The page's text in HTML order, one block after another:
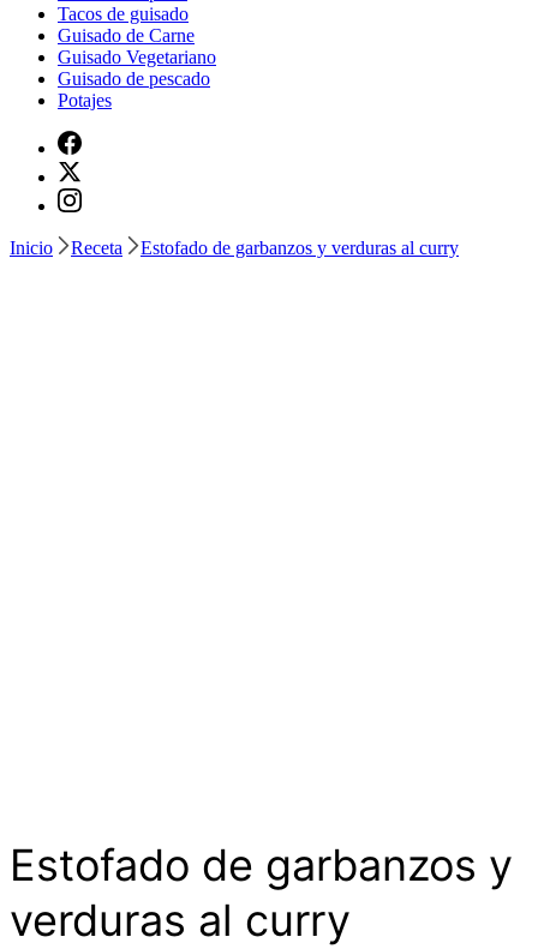
Tacos de guisado
Guisado de Carne
Guisado Vegetariano
Guisado de pescado
Potajes
Inicio Receta Estofado de garbanzos y verduras al curry
Estofado de garbanzos y
verduras al curry